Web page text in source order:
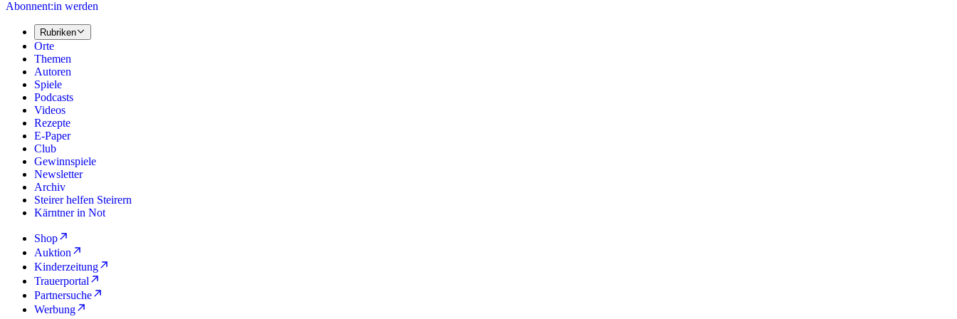
Abonnent:in werden
Rubriken
Orte
Themen
Autoren
Spiele
Podcasts
Videos
Rezepte
E-Paper
Club
Gewinnspiele
Newsletter
Archiv
Steirer helfen Steirern
Kärntner in Not
Shop
Auktion
Kinderzeitung
Trauerportal
Partnersuche
Werbung